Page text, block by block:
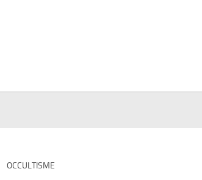
OCCULTISME